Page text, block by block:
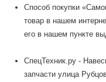
Способ покупки
товар в нашем
его в нашем пункте
СпецТехник.ру -
запчасти улица